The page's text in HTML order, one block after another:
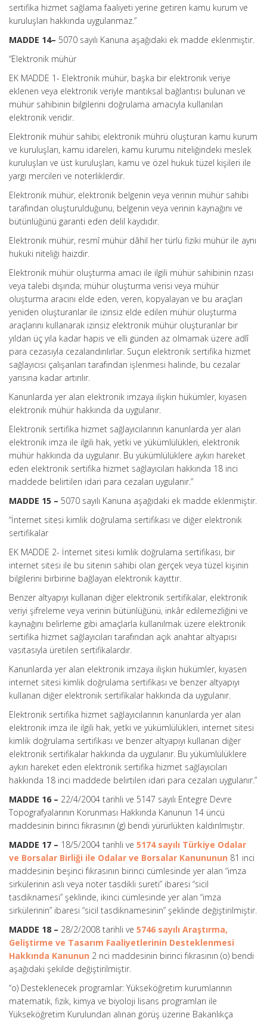
sertifika hizmet sağlama faaliyeti yerine getiren kamu kurum ve
kuruluşları hakkında uygulanmaz.”
MADDE 14– 5070 sayılı Kanuna aşağıdaki ek madde eklenmiştir.
“Elektronik mühür
EK MADDE 1- Elektronik mühür, başka bir elektronik veriye
eklenen veya elektronik veriyle mantıksal bağlantısı bulunan ve
mühür sahibinin bilgilerini doğrulama amacıyla kullanılan
elektronik veridir.
Elektronik mühür sahibi; elektronik mührü oluşturan kamu kurum
ve kuruluşları, kamu idareleri, kamu kurumu niteliğindeki meslek
kuruluşları ve üst kuruluşları, kamu ve özel hukuk tüzel kişileri ile
yargı mercileri ve noterliklerdir.
Elektronik mühür, elektronik belgenin veya verinin mühür sahibi
tarafından oluşturulduğunu, belgenin veya verinin kaynağını ve
bütünlüğünü garanti eden delil kaydıdır.
Elektronik mühür, resmî mühür dâhil her türlü fiziki mühür ile aynı
hukuki niteliği haizdir.
Elektronik mühür oluşturma amacı ile ilgili mühür sahibinin rızası
veya talebi dışında; mühür oluşturma verisi veya mühür
oluşturma aracını elde eden, veren, kopyalayan ve bu araçları
yeniden oluşturanlar ile izinsiz elde edilen mühür oluşturma
araçlarını kullanarak izinsiz elektronik mühür oluşturanlar bir
yıldan üç yıla kadar hapis ve elli günden az olmamak üzere adlî
para cezasıyla cezalandırılırlar. Suçun elektronik sertifika hizmet
sağlayıcısı çalışanları tarafından işlenmesi halinde, bu cezalar
yarısına kadar artırılır.
Kanunlarda yer alan elektronik imzaya ilişkin hükümler, kıyasen
elektronik mühür hakkında da uygulanır.
Elektronik sertifika hizmet sağlayıcılarının kanunlarda yer alan
elektronik imza ile ilgili hak, yetki ve yükümlülükleri, elektronik
mühür hakkında da uygulanır. Bu yükümlülüklere aykırı hareket
eden elektronik sertifika hizmet sağlayıcıları hakkında 18 inci
maddede belirtilen idari para cezaları uygulanır.”
MADDE 15 – 5070 sayılı Kanuna aşağıdaki ek madde eklenmiştir.
“İnternet sitesi kimlik doğrulama sertifikası ve diğer elektronik
sertifikalar
EK MADDE 2- İnternet sitesi kimlik doğrulama sertifikası, bir
internet sitesi ile bu sitenin sahibi olan gerçek veya tüzel kişinin
bilgilerini birbirine bağlayan elektronik kayıttır.
Benzer altyapıyı kullanan diğer elektronik sertifikalar, elektronik
veriyi şifreleme veya verinin bütünlüğünü, inkâr edilemezliğini ve
kaynağını belirleme gibi amaçlarla kullanılmak üzere elektronik
sertifika hizmet sağlayıcıları tarafından açık anahtar altyapısı
vasıtasıyla üretilen sertifikalardır.
Kanunlarda yer alan elektronik imzaya ilişkin hükümler, kıyasen
internet sitesi kimlik doğrulama sertifikası ve benzer altyapıyı
kullanan diğer elektronik sertifikalar hakkında da uygulanır.
Elektronik sertifika hizmet sağlayıcılarının kanunlarda yer alan
elektronik imza ile ilgili hak, yetki ve yükümlülükleri, internet sitesi
kimlik doğrulama sertifikası ve benzer altyapıyı kullanan diğer
elektronik sertifikalar hakkında da uygulanır. Bu yükümlülüklere
aykırı hareket eden elektronik sertifika hizmet sağlayıcıları
hakkında 18 inci maddede belirtilen idari para cezaları uygulanır.”
MADDE 16 – 22/4/2004 tarihli ve 5147 sayılı Entegre Devre
Topografyalarının Korunması Hakkında Kanunun 14 üncü
maddesinin birinci fıkrasının (g) bendi yürürlükten kaldırılmıştır.
MADDE 17 – 18/5/2004 tarihli ve 5174 sayılı Türkiye Odalar
ve Borsalar Birliği ile Odalar ve Borsalar Kanununun 81 inci
maddesinin beşinci fıkrasının birinci cümlesinde yer alan “imza
sirkülerinin aslı veya noter tasdikli sureti” ibaresi “sicil
tasdiknamesi” şeklinde, ikinci cümlesinde yer alan “imza
sirkülerinin” ibaresi “sicil tasdiknamesinin” şeklinde değiştirilmiştir.
MADDE 18 – 28/2/2008 tarihli ve 5746 sayılı Araştırma,
Geliştirme ve Tasarım Faaliyetlerinin Desteklenmesi
Hakkında Kanunun 2 nci maddesinin birinci fıkrasının (o) bendi
aşağıdaki şekilde değiştirilmiştir.
“o) Desteklenecek programlar: Yükseköğretim kurumlarının
matematik, fizik, kimya ve biyoloji lisans programları ile
Yükseköğretim Kurulundan alınan görüş üzerine Bakanlıkça